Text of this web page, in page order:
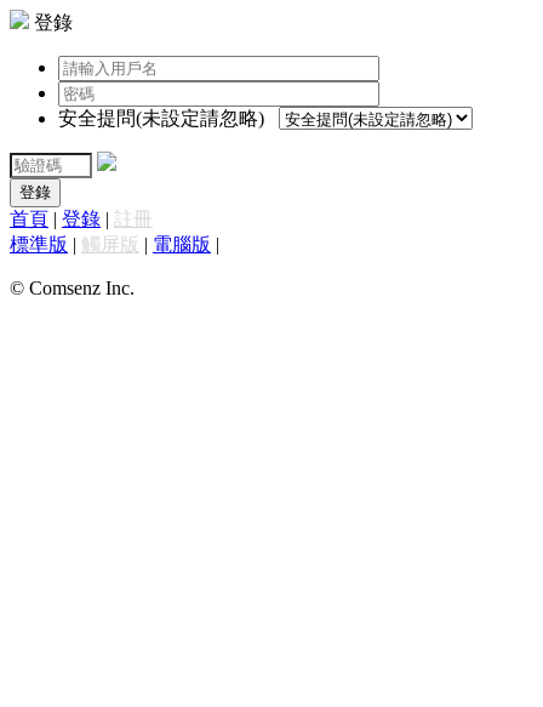
登錄
安全提問(未設定請忽略)
登錄
首頁 | 登錄 | 註冊
標準版 | 觸屏版 | 電腦版 |
© Comsenz Inc.